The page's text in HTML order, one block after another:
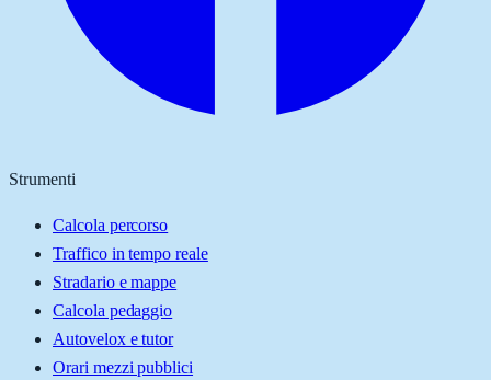
Strumenti
Calcola percorso
Traffico in tempo reale
Stradario e mappe
Calcola pedaggio
Autovelox e tutor
Orari mezzi pubblici